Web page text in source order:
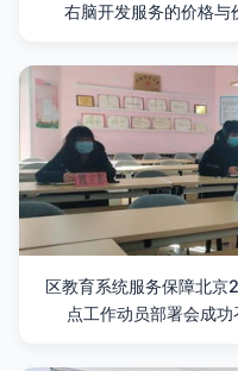
右脑开发服务的价格与
区教育系统服务保障北
点工作动员部署会成